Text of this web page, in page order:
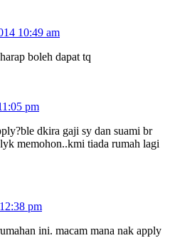
10:49 am
boleh dapat tq
pm
dkira gaji sy dan suami br
memohon..kmi tiada rumah lagi
pm
ini. macam mana nak apply